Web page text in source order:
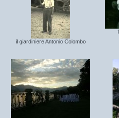
il giardiniere Antonio Colombo